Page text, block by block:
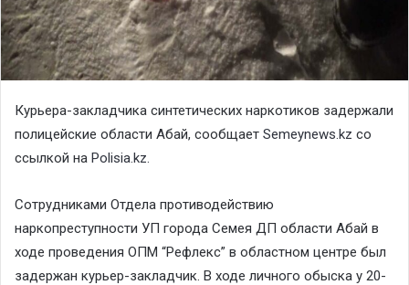
Курьера-закладчика синтетических наркотиков задержали
полицейские области Абай, сообщает Semeynews.kz со
ссылкой на Polisia.kz.
Сотрудниками Отдела противодействию
наркопреступности УП города Семея ДП области Абай в
ходе проведения ОПМ “Рефлекс” в областном центре был
задержан курьер-закладчик. В ходе личного обыска у 20-